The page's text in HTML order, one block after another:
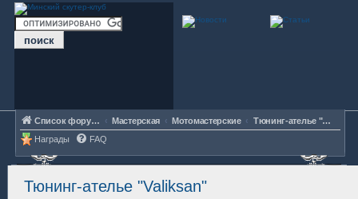
Список форумов Мастерская Мотомастерские
Тюнинг-ателье "Valiksan"
Награды
FAQ
Тюнинг-ателье "Valiksan"